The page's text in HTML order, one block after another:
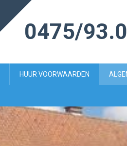
0475/
HUUR VOORWAARDEN